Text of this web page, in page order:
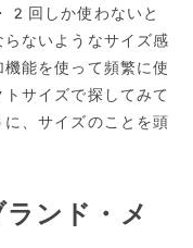
2回しか使わないと
ないようなサイズ感
能を使って頻繁に使
サイズで探してみて
、サイズのことを頭
ンド・メ